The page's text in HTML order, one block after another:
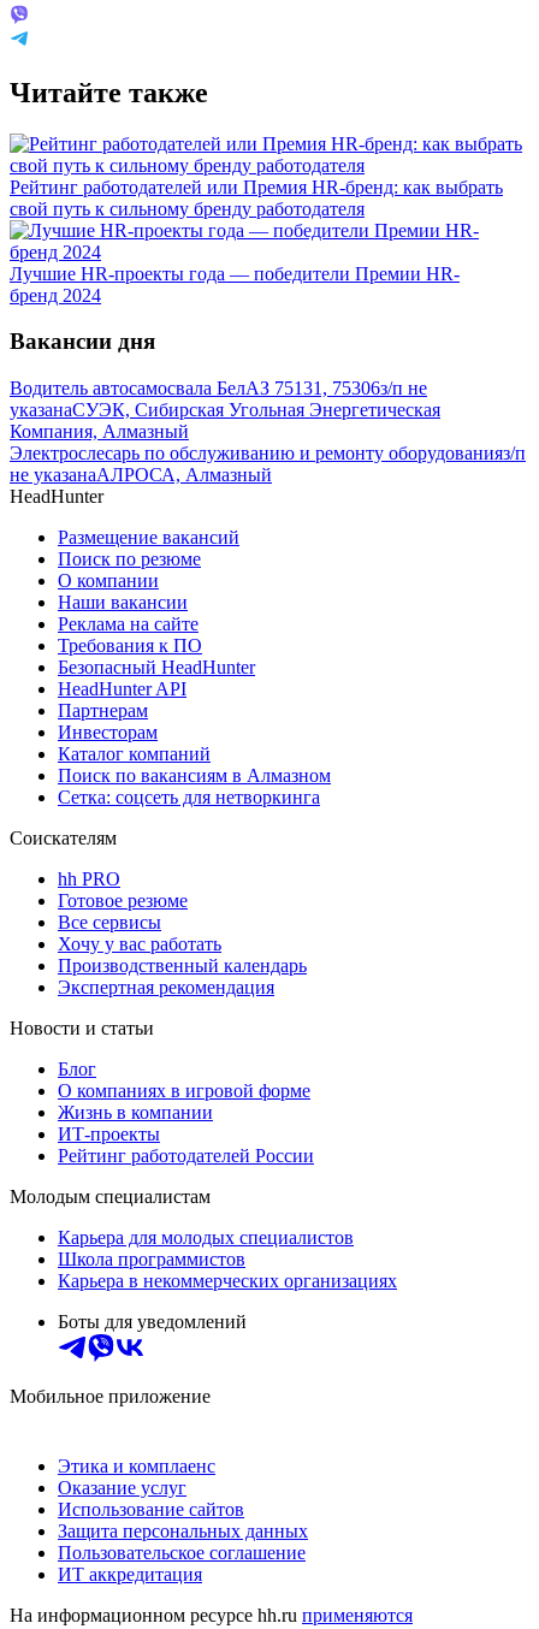
Читайте также
Рейтинг работодателей или Премия HR-бренд: как выбрать
свой путь к сильному бренду работодателя
Лучшие HR-проекты года — победители Премии HR-
бренд 2024
Вакансии дня
Водитель автосамосвала БелАЗ 75131, 75306з/п не
указанаСУЭК, Сибирская Угольная Энергетическая
Компания, Алмазный
Электрослесарь по обслуживанию и ремонту оборудованияз/п
не указанаАЛРОСА, Алмазный
HeadHunter
Размещение вакансий
Поиск по резюме
О компании
Наши вакансии
Реклама на сайте
Требования к ПО
Безопасный HeadHunter
HeadHunter API
Партнерам
Инвесторам
Каталог компаний
Поиск по вакансиям в Алмазном
Сетка: соцсеть для нетворкинга
Соискателям
hh PRO
Готовое резюме
Все сервисы
Хочу у вас работать
Производственный календарь
Экспертная рекомендация
Новости и статьи
Блог
О компаниях в игровой форме
Жизнь в компании
ИТ-проекты
Рейтинг работодателей России
Молодым специалистам
Карьера для молодых специалистов
Школа программистов
Карьера в некоммерческих организациях
Боты для уведомлений
Мобильное приложение
Этика и комплаенс
Оказание услуг
Использование сайтов
Защита персональных данных
Пользовательское соглашение
ИТ аккредитация
На информационном ресурсе hh.ru применяются